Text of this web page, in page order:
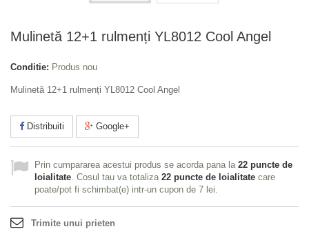
Mulinetă 12+1 rulmenți YL8012 Cool Angel
Conditie: Produs nou
Mulinetă 12+1 rulmenți YL8012 Cool Angel
Distribuiti Google+
Prin cumpararea acestui produs se acorda pana la 22 puncte de
loialitate . Cosul tau va totaliza 22 puncte de loialitate care
poate/pot fi schimbat(e) intr-un cupon de 7 lei
Trimite unui prieten